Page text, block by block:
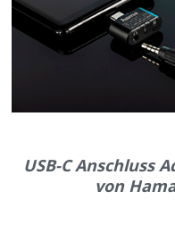
USB-C Anschluss
von